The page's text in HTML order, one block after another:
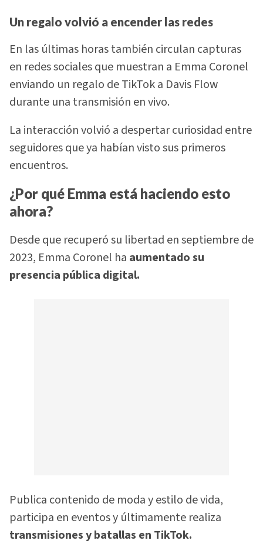
Un regalo volvió a encender las redes
En las últimas horas también circulan capturas
en redes sociales que muestran a Emma Coronel
enviando un regalo de TikTok a Davis Flow
durante una transmisión en vivo.
La interacción volvió a despertar curiosidad entre
seguidores que ya habían visto sus primeros
encuentros.
¿Por qué Emma está haciendo esto
ahora?
Desde que recuperó su libertad en septiembre de
2023, Emma Coronel ha aumentado su
presencia pública digital.
Publica contenido de moda y estilo de vida,
participa en eventos y últimamente realiza
transmisiones y batallas en TikTok.